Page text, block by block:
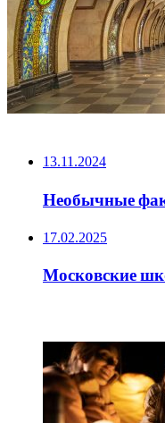
13.11.2024
Необычные
17.02.2025
Московские